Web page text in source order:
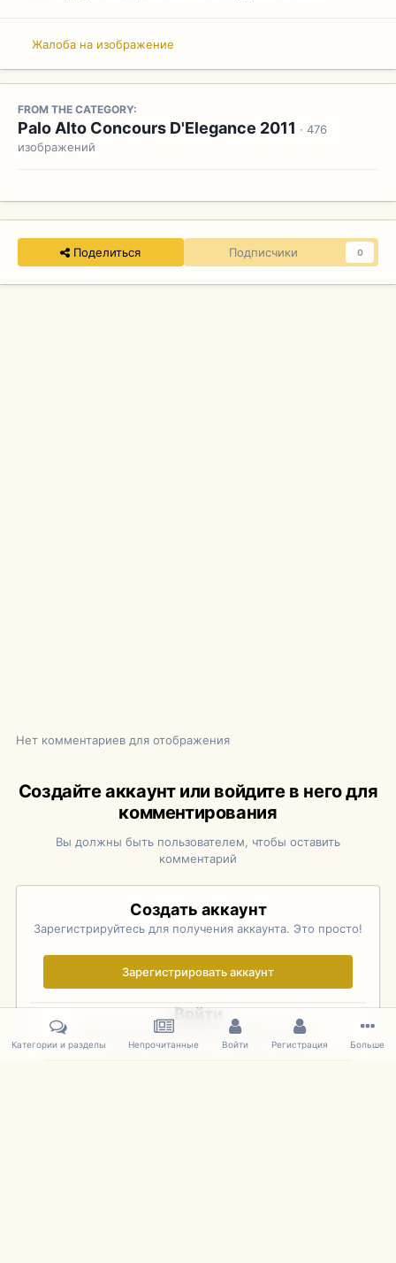
Жалоба на изображение
FROM THE CATEGORY:
Palo Alto Concours D'Elegance 2011 · 476
изображений
Поделиться Подписчики 0
Нет комментариев для отображения
Создайте аккаунт или войдите в него для
комментирования
Вы должны быть пользователем, чтобы оставить
комментарий
Создать аккаунт
Зарегистрируйтесь для получения аккаунта. Это просто!
Зарегистрировать аккаунт
Войти
Уже зарегистрированы? Войдите здесь.
Категории и разделы Непрочитанные Войти Регистрация Больше